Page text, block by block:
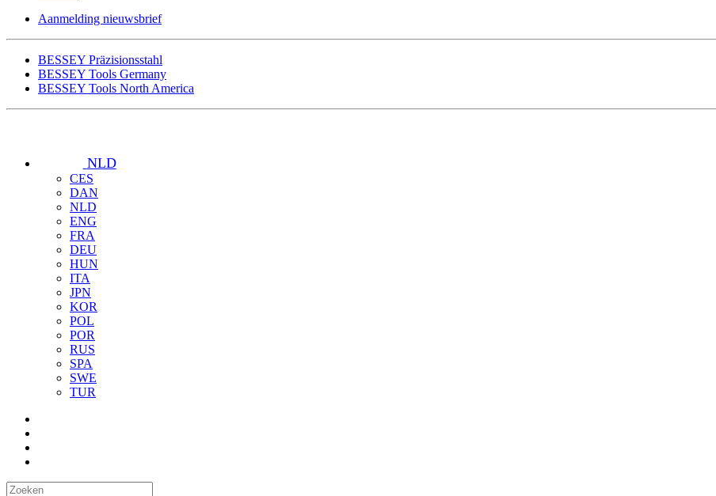
Aanmelding nieuwsbrief
BESSEY Präzisionsstahl
BESSEY Tools Germany
BESSEY Tools North America
NLD
CES
DAN
NLD
ENG
FRA
DEU
HUN
ITA
JPN
KOR
POL
POR
RUS
SPA
SWE
TUR